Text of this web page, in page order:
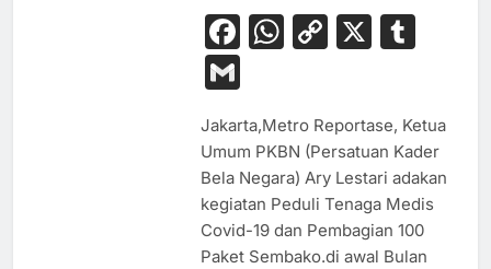
Facebook
WhatsApp
Copy
X
Gmail
Jakarta,Metro Reportase, Ketua
Umum PKBN (Persatuan Kader
Bela Negara) Ary Lestari adakan
kegiatan Peduli Tenaga Medis
Covid-19 dan Pembagian 100
Paket Sembako.di awal Bulan